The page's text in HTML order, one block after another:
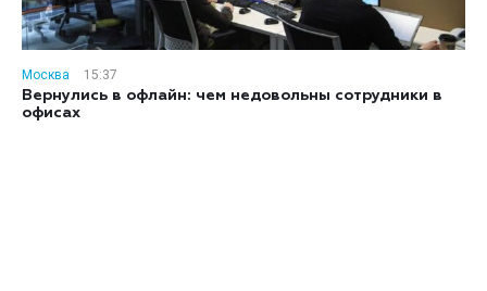
Москва
15:37
Вернулись в офлайн: чем недовольны сотрудники в
офисах